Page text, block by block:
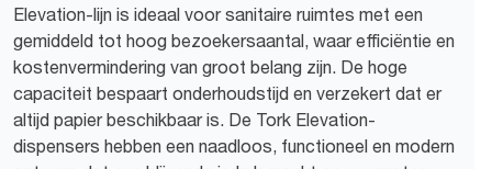
Elevation-lijn is ideaal voor sanitaire ruimtes met een
gemiddeld tot hoog bezoekersaantal, waar efficiëntie en
kostenvermindering van groot belang zijn. De hoge
capaciteit bespaart onderhoudstijd en verzekert dat er
altijd papier beschikbaar is. De Tork Elevation-
dispensers hebben een naadloos, functioneel en modern